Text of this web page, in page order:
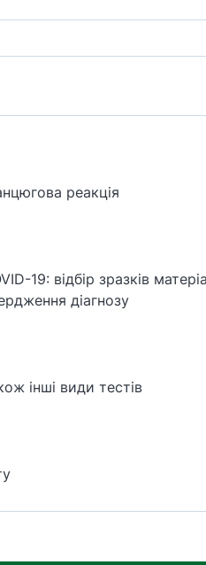
реакція
19: відбір зразків
діагнозу
інші види тестів